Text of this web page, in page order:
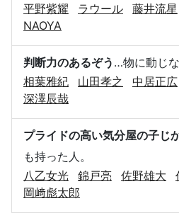
平野紫耀
ラウール 藤井流星
NAOYA
判断力のあるぞう …物に動じ
相葉雅紀
山田孝之 中居正広
深澤辰哉
プライドの高い気分屋の子じ
も持った人。
八乙女光
錦戸亮 佐野雄大
岡﨑彪太郎